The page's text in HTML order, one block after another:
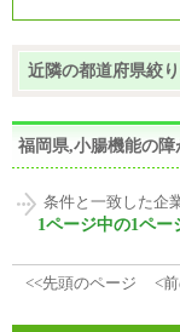
近隣の都道府県絞
福岡県,小腸機能の
条件と一致した企
1ページ中の1ペー
<<先頭のページ
<